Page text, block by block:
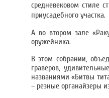
средневековом стиле
приусадебного участка.
А во втором зале
оружейника.
В этом собрании,
граверов,
названиями «Битвы
– резные органайзеры